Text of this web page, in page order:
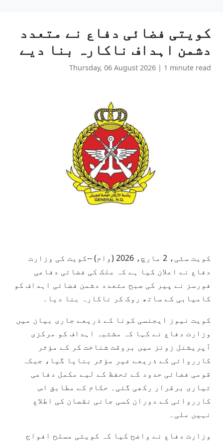
کویتی فضائی دفاع نے متعدد
دشمن اہداف ناکارہ بنا دیے
Thursday, 06 August 2026 | 1 minute read
کویت سٹی، 2 مارچ، 2026 (وام) --کویت کی وزارت
دفاع نے اعلان کیا ہے کہ ملک کی فضائی دفاعی
فورسز نے پیر کی صبح متعدد دشمن فضائی اہداف کو
کامیابی کے ساتھ روک کر ناکارہ بنا دیا۔
کویت نیوز ایجنسی کونا کے ذریعے جاری بیان میں
وزارت دفاع نے کہا کہ مشتبہ اہداف کو مرکزی
آپریشنل زونز میں بروقت شناخت کر کے مؤثر
کارروائی کے ذریعے غیر مؤثر بنایا گیا، جبکہ
قومی فضائی حدود کے تحفظ کے لیے مکمل دفاعی
تیاری برقرار رکھی گئی۔ حکام کے مطابق اس
کارروائی کے دوران کسی جانی نقصان کی اطلاع
نہیں ملی۔
وزارت دفاع نے واضح کیا کہ کویتی مسلح افواج